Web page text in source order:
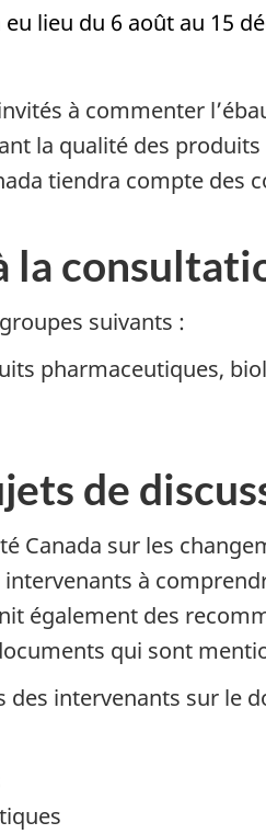
lieu du 6 août au 15
à commenter
la qualité des
tiendra compte
la
suivants :
pharmaceutiques,
de
Canada sur les
intervenants à
également des
qui sont
des intervenants sur le